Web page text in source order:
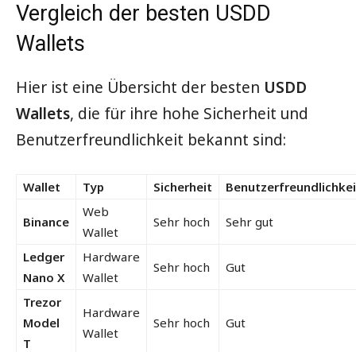
Vergleich der besten USDD
Wallets
Hier ist eine Übersicht der besten USDD
Wallets, die für ihre hohe Sicherheit und
Benutzerfreundlichkeit bekannt sind:
Wallet Typ Sicherheit
Binance
Web
Wallet
Sehr hoch Sehr gut
Ledger
Nano X
Hardware
Wallet
Sehr hoch Gut
Trezor
Model
T
Hardware
Wallet
Sehr hoch Gut